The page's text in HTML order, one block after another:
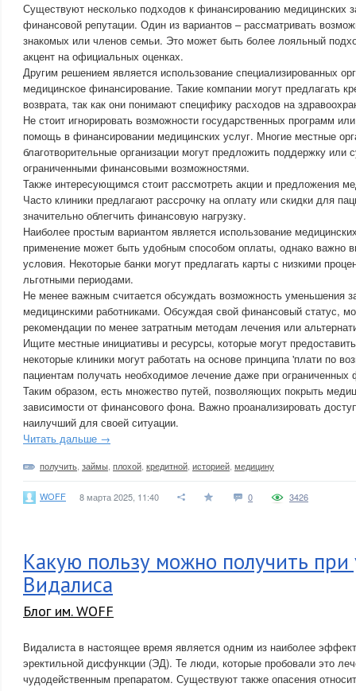
Существуют несколько подходов к финансированию медицинских
финансовой репутации. Один из вариантов – рассматривать
знакомых или членов семьи. Это может быть более лояльный
акцент на официальных оценках.
Другим решением является использование специализированных
медицинское финансирование. Такие компании могут предлагать
возврата, так как они понимают специфику расходов на
Не стоит игнорировать возможности государственных программ
помощь в финансировании медицинских услуг. Многие местные
благотворительные организации могут предложить поддержку
ограниченными финансовыми возможностями.
Также интересующимся стоит рассмотреть акции и предложения
Часто клиники предлагают рассрочку на оплату или скидки для
значительно облегчить финансовую нагрузку.
Наиболее простым вариантом является использование
применение может быть удобным способом оплаты, однако важно
условия. Некоторые банки могут предлагать карты с низкими
льготными периодами.
Не менее важным считается обсуждать возможность уменьшения
медицинскими работниками. Обсуждая свой финансовый статус,
рекомендации по менее затратным методам лечения или
Ищите местные инициативы и ресурсы, которые могут
некоторые клиники могут работать на основе принципа 'плати по
пациентам получать необходимое лечение даже при
Таким образом, есть множество путей, позволяющих покрыть
зависимости от финансового фона. Важно проанализировать
наилучший для своей ситуации.
Читать дальше →
получить займы плохой кредитной историей медицину
WOFF 8 марта 2025, 11:40 0 3426
Какую пользу можно получить
Видалиса
Блог им. WOFF
Видалиста в настоящее время является одним из наиболее
эректильной дисфункции (ЭД). Те люди, которые пробовали это
чудодейственным препаратом. Существуют также опасения